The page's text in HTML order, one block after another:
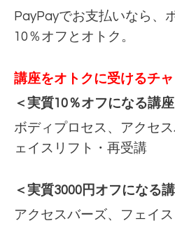
PayPayでお支払いなら、
10％オフとオトク。
講座をオトクに受けるチ
＜実質10％オフになる講座
ボディプロセス、アクセ
ェイスリフト・再受講
＜実質3000円オフになる
アクセスバーズ、フェイス